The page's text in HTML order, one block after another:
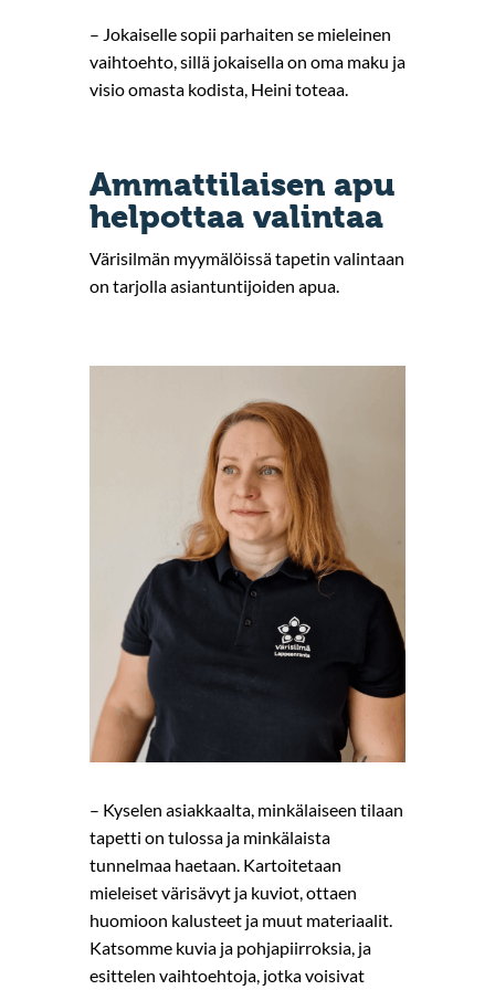
– Jokaiselle sopii parhaiten se mieleinen
vaihtoehto, sillä jokaisella on oma maku ja
visio omasta kodista, Heini toteaa.
Ammattilaisen apu
helpottaa valintaa
Värisilmän myymälöissä tapetin valintaan
on tarjolla asiantuntijoiden apua.
– Kyselen asiakkaalta, minkälaiseen tilaan
tapetti on tulossa ja minkälaista
tunnelmaa haetaan. Kartoitetaan
mieleiset värisävyt ja kuviot, ottaen
huomioon kalusteet ja muut materiaalit.
Katsomme kuvia ja pohjapiirroksia, ja
esittelen vaihtoehtoja, jotka voisivat